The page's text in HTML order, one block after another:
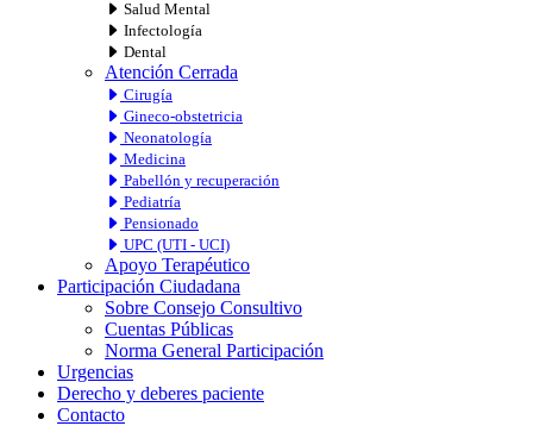
Salud Mental
Infectología
Dental
Atención Cerrada
Cirugía
Gineco-obstetricia
Neonatología
Medicina
Pabellón y recuperación
Pediatría
Pensionado
UPC (UTI - UCI)
Apoyo Terapéutico
Participación Ciudadana
Sobre Consejo Consultivo
Cuentas Públicas
Norma General Participación
Urgencias
Derecho y deberes paciente
Contacto